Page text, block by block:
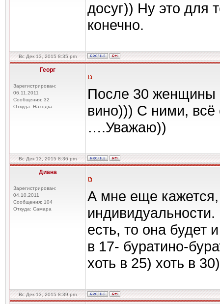
досуг)) Ну это для
конечно.
Вс Дек 13, 2015 8:35 pm
Георг
Зарегистрирован:
06.11.2011
Сообщения: 32
Откуда: Находка
После 30
вино))) С ними, всё
….Уважаю))
Вс Дек 13, 2015 8:36 pm
Диана
Зарегистрирован:
04.10.2011
Сообщения: 104
Откуда: Самара
А мне еще кажется,
есть, то она будет
в 17- буратино-
хоть в 25) хоть в
Вс Дек 13, 2015 8:39 pm